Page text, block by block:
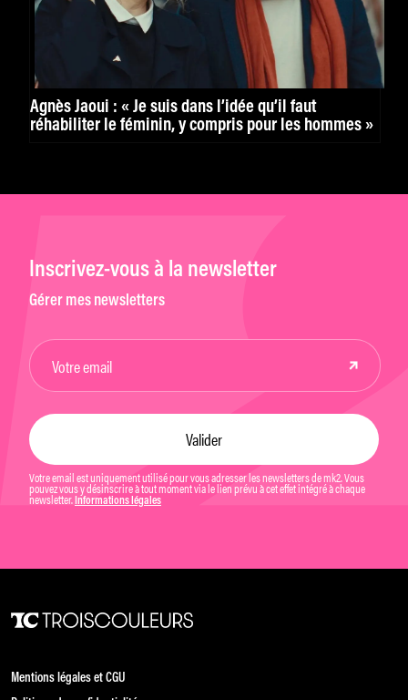
Agnès Jaoui : « Je suis dans l’idée qu’il faut
réhabiliter le féminin, y compris pour les hommes »
Inscrivez-vous à la newsletter
Gérer mes newsletters
Votre email est uniquement utilisé pour vous adresser les newsletters de mk2. Vous
pouvez vous y désinscrire à tout moment via le lien prévu à cet effet intégré à chaque
newsletter. Informations légales
Mentions légales et CGU